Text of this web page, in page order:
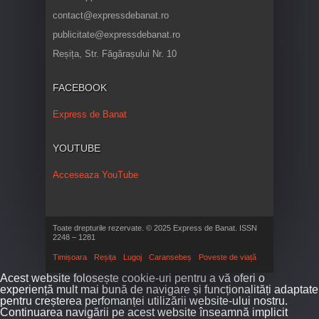
contact@expressdebanat.ro
publicitate@expressdebanat.ro
Reșița, Str. Făgărașului Nr. 10
FACEBOOK
Express de Banat
YOUTUBE
Acceseaza YouTube
Toate drepturile rezervate. © 2025 Express de Banat. ISSN
2248 – 1281
Timișoara Reșița Lugoj Caransebeș Poveste de viață
Acest website folosește cookie-uri pentru a vă oferi o
experiență mult mai bună de navigare și funcționalități adaptate
pentru creșterea perfomanței utilizării website-ului nostru.
Continuarea navigării pe acest website înseamnă implicit